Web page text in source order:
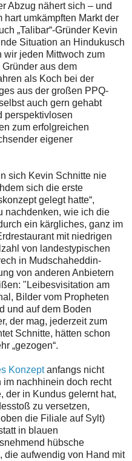
Abzug nähert sich – und
umkämpften Markt der
„Talibar“-Gründer Kevin
Situation an Hindukusch
wir jeden Mittwoch zum
aus dem
als Koch bei der
aus der großen PPQ-
auch gern gehabt
perspektivlosen
zum erfolgreichen
eigener
sich Kevin Schnitte nie
sich die erste
gelegt hatte“,
nachdenken, wie ich die
ein kärgliches, ganz im
mit niedrigen
von landestypischen
in Mudschaheddin-
von anderen Anbietern
"Leibesvisitation am
Bilder vom Propheten
und auf dem Boden
der mag, jederzeit zum
Schnitte, hätten schon
„gezogen“.
Konzeptanfangs nicht
im nachhinein doch recht
der in Kundus gelernt hat,
zu versetzen,
oben die Filiale auf Sylt)
in blauen
hübsche
die aufwendig von Hand mit